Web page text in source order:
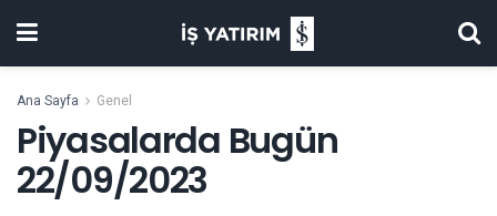
Ana Sayfa Genel
Piyasalarda Bugün
22/09/2023